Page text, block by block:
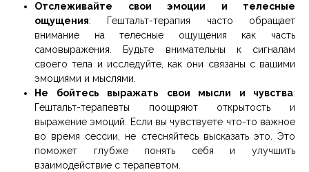
Отслеживайте свои эмоции и телесные
ощущения: Гештальт-терапия часто обращает
внимание на телесные ощущения как часть
самовыражения. Будьте внимательны к сигналам
своего тела и исследуйте, как они связаны с вашими
эмоциями и мыслями.
Не бойтесь выражать свои мысли и чувства:
Гештальт-терапевты поощряют открытость и
выражение эмоций. Если вы чувствуете что-то важное
во время сессии, не стесняйтесь высказать это. Это
поможет глубже понять себя и улучшить
взаимодействие с терапевтом.